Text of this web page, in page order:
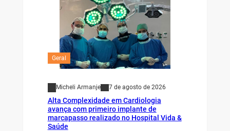
Geral
Micheli Armanje 7 de agosto de 2026
Alta Complexidade em Cardiologia
avança com primeiro implante de
marcapasso realizado no Hospital Vida &
Saúde